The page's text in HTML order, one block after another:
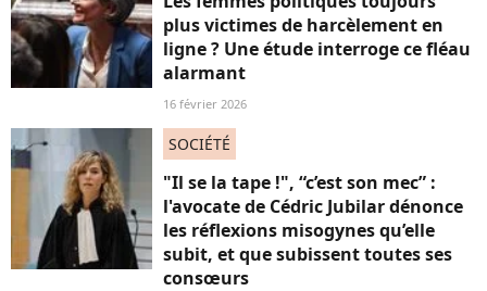
plus victimes de harcèlement en
ligne ? Une étude interroge ce fléau
alarmant
16 février 2026
SOCIÉTÉ
"Il se la tape !", “c’est son mec” :
l'avocate de Cédric Jubilar dénonce
les réflexions misogynes qu’elle
subit, et que subissent toutes ses
consœurs